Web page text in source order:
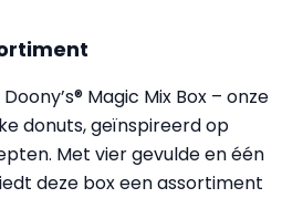
Magic Mix Box – onze
donuts, geïnspireerd op
Met vier gevulde en één
deze box een assortiment